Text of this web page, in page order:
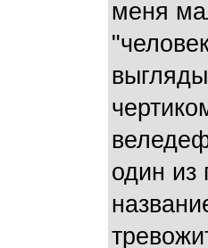
меня
один из